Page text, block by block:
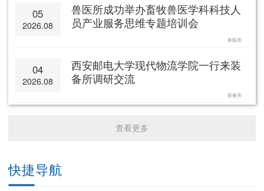
05
2026.08
兽医所成功举办畜牧兽医学科科技人
员产业服务思维专题培训会
兽医所
04
2026.08
西安邮电大学现代物流学院一行来装
备所调研交流
装备所
暨总支党员大会
31
查看更多
快捷导航